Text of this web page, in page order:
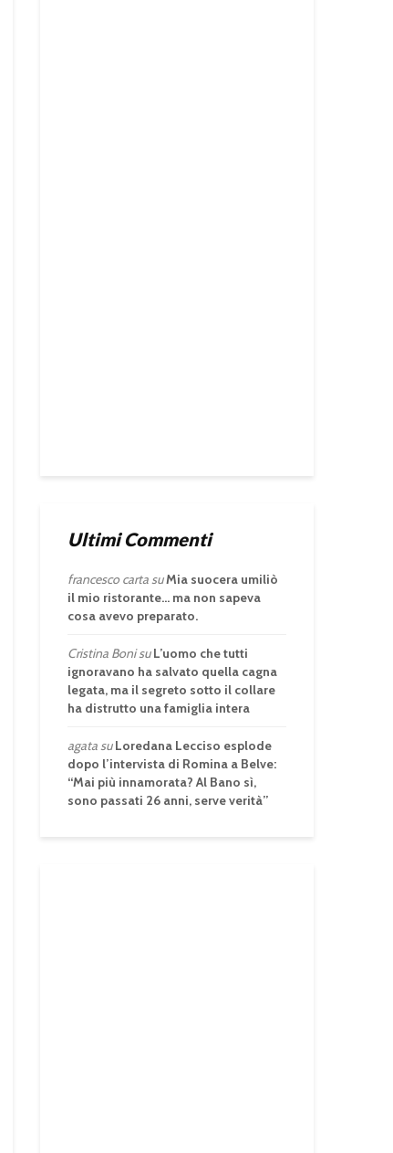
Ultimi Commenti
francesco cartasuMia suocera umiliò
il mio ristorante… ma non sapeva
cosa avevo preparato.
Cristina BonisuL’uomo che tutti
ignoravano ha salvato quella cagna
legata, ma il segreto sotto il collare
ha distrutto una famiglia intera
agatasuLoredana Lecciso esplode
dopo l’intervista di Romina a Belve:
“Mai più innamorata? Al Bano sì,
sono passati 26 anni, serve verità”